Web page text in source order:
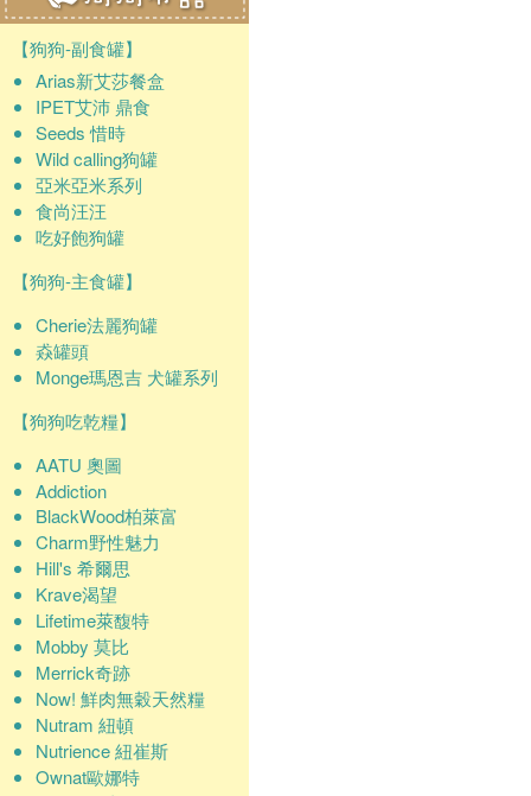
【狗狗-副食罐】
Arias新艾莎餐盒
IPET艾沛 鼎食
Seeds 惜時
Wild calling狗罐
亞米亞米系列
食尚汪汪
吃好飽狗罐
【狗狗-主食罐】
Cherie法麗狗罐
猋罐頭
Monge瑪恩吉 犬罐系列
【狗狗吃乾糧】
AATU 奧圖
Addiction
BlackWood柏萊富
Charm野性魅力
Hill's 希爾思
Krave渴望
Lifetime萊馥特
Mobby 莫比
Merrick奇跡
Now! 鮮肉無穀天然糧
Nutram 紐頓
Nutrience 紐崔斯
Ownat歐娜特